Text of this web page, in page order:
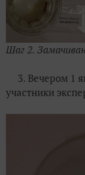
Шаг 2.
3. Вечером 1
участники